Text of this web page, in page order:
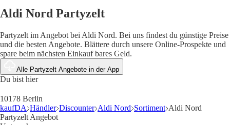
Aldi Nord Partyzelt
Partyzelt im Angebot bei Aldi Nord. Bei uns findest du günstige Preise
und die besten Angebote. Blättere durch unsere Online-Prospekte und
spare beim nächsten Einkauf bares Geld.
Alle Partyzelt Angebote in der App
Du bist hier
10178 Berlin
kaufDA Händler Discounter Aldi Nord Sortiment Aldi Nord
Partyzelt Angebot